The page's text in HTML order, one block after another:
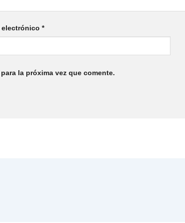
electrónico
para la próxima vez que comente.